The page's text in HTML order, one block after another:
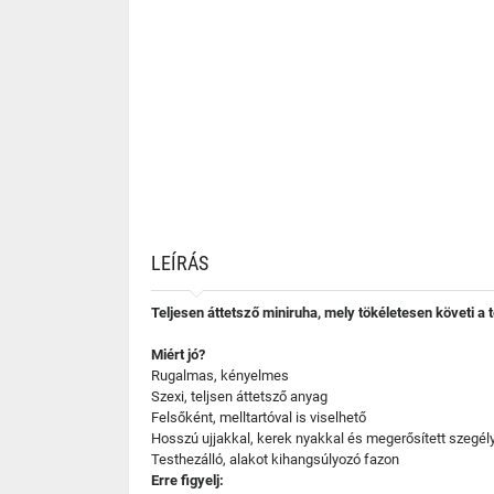
LEÍRÁS
Teljesen áttetsző miniruha, mely tökéletesen követi a
Miért jó?
Rugalmas, kényelmes
Szexi, teljsen áttetsző anyag
Felsőként, melltartóval is viselhető
Hosszú ujjakkal, kerek nyakkal és megerősített
Testhezálló, alakot kihangsúlyozó fazon
Erre figyelj: